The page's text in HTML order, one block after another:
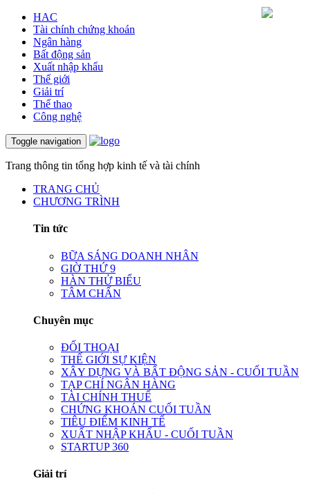
HAC
Tài chính chứng khoán
Ngân hàng
Bất động sản
Xuất nhập khẩu
Thế giới
Giải trí
Thể thao
Công nghệ
Toggle navigation
Trang thông tin tổng hợp kinh tế và tài chính
TRANG CHỦ
CHƯƠNG TRÌNH
Tin tức
BỮA SÁNG DOANH NHÂN
GIỜ THỨ 9
HÀN THỬ BIỂU
TÂM CHẤN
Chuyên mục
ĐỐI THOẠI
THẾ GIỚI SỰ KIỆN
XÂY DỰNG VÀ BẤT ĐỘNG SẢN - CUỐI TUẦN
TẠP CHÍ NGÂN HÀNG
TÀI CHÍNH THUẾ
CHỨNG KHOÁN CUỐI TUẦN
TIÊU ĐIỂM KINH TẾ
XUẤT NHẬP KHẨU - CUỐI TUẦN
STARTUP 360
Giải trí